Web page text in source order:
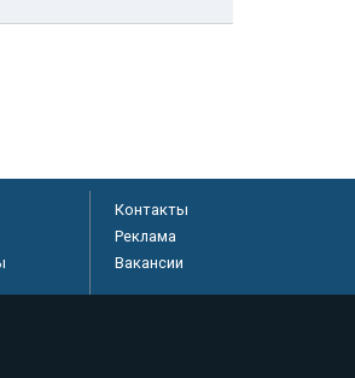
Контакты
Реклама
Вакансии